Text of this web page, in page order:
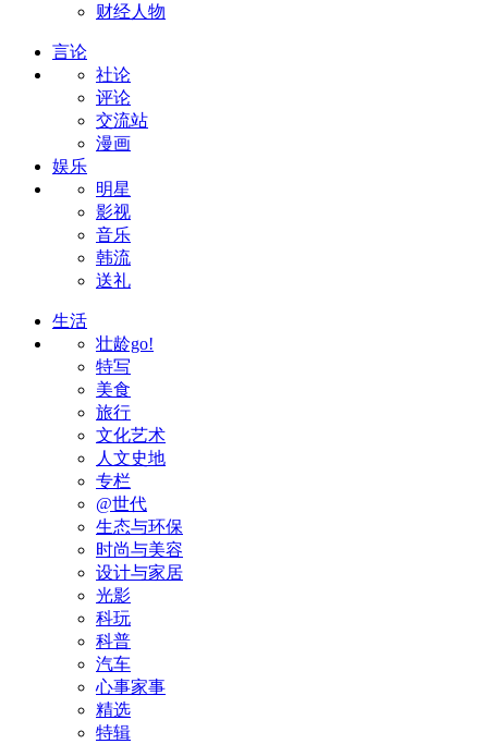
财经人物
言论
社论
评论
交流站
漫画
娱乐
明星
影视
音乐
韩流
送礼
生活
壮龄go!
特写
美食
旅行
文化艺术
人文史地
专栏
@世代
生态与环保
时尚与美容
设计与家居
光影
科玩
科普
汽车
心事家事
精选
特辑